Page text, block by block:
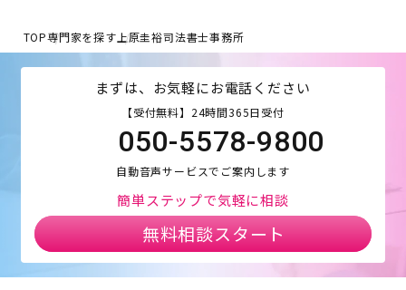
TOP専門家を探す 上原圭裕司法書士事務所
まずは、お気軽にお電話ください
【受付無料】24時間365日受付
050-5578-9800
自動音声サービスでご案内します
簡単ステップで気軽に相談
無料相談スタート